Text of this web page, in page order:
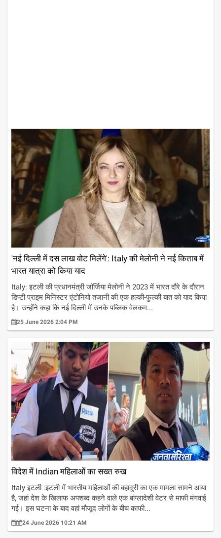
'नई दिल्ली में दस लाख वोट मिलेंगे': Italy की मेलोनी ने नई किताब में
भारत यात्रा को किया याद
Italy: इटली की प्रधानमंत्री जॉर्जिया मेलोनी ने 2023 में भारत दौरे के दौरान
डिप्टी प्राइम मिनिस्टर एंटोनियो तजानी की एक हल्की-फुल्की बात को याद किया
है। उन्होंने कहा कि नई दिल्ली में उनके पब्लिक वेलकम...
25 June 2026 2:04 PM
विदेश में Indian महिलाओं का सख्त रुख
Italy इटली :इटली में भारतीय महिलाओं की बहादुरी का एक मामला सामने आया
है, जहां देश के खिलाफ अपशब्द कहने वाले एक बांग्लादेशी वेटर से माफी मंगवाई
गई। इस घटना के बाद वहां मौजूद लोगों के बीच काफी...
24 June 2026 10:21 AM